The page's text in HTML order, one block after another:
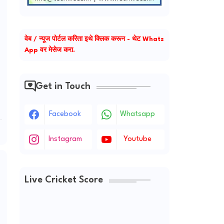
वेब / न्यूज पोर्टल करिता इथे क्लिक करून - थेट Whats
App वर मेसेज करा.
Get in Touch
Facebook Whatsapp
Instagram Youtube
Live Cricket Score